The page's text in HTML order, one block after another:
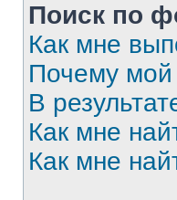
Поиск по
Как мне
Почему мой
В
Как мне
Как мне